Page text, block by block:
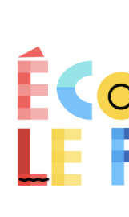
contenu
(Pressez
Entrée)